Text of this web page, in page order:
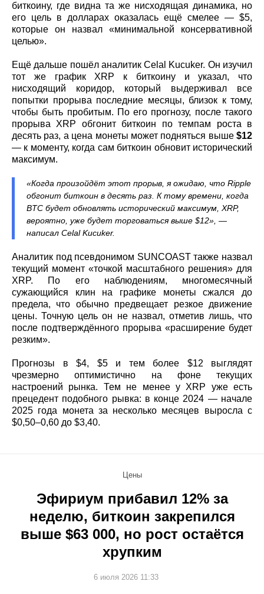
биткоину, где видна та же нисходящая динамика, но
его цель в долларах оказалась ещё смелее — $5,
которые он назвал «минимальной консервативной
целью».
Ещё дальше пошёл аналитик Celal Kucuker. Он изучил
тот же график XRP к биткоину и указал, что
нисходящий коридор, который выдерживал все
попытки прорыва последние месяцы, близок к тому,
чтобы быть пробитым. По его прогнозу, после такого
прорыва XRP обгонит биткоин по темпам роста в
десять раз, а цена монеты может подняться выше $12
— к моменту, когда сам биткоин обновит исторический
максимум.
«Когда произойдёт этот прорыв, я ожидаю, что Ripple
обгонит биткоин в десять раз. К тому времени, когда
BTC будет обновлять исторический максимум, XRP,
вероятно, уже будет торговаться выше $12», —
написал Celal Kucuker.
Аналитик под псевдонимом SUNCOAST также назвал
текущий момент «точкой масштабного решения» для
XRP. По его наблюдениям, многомесячный
сужающийся клин на графике монеты сжался до
предела, что обычно предвещает резкое движение
цены. Точную цель он не назвал, отметив лишь, что
после подтверждённого прорыва «расширение будет
резким».
Прогнозы в $4, $5 и тем более $12 выглядят
чрезмерно оптимистично на фоне текущих
настроений рынка. Тем не менее у XRP уже есть
прецедент подобного рывка: в конце 2024 — начале
2025 года монета за несколько месяцев выросла с
$0,50–0,60 до $3,40.
Цены
Эфириум прибавил 12% за
неделю, биткоин закрепился
выше $63 000, но рост остаётся
хрупким
6 июля 2026 11:33